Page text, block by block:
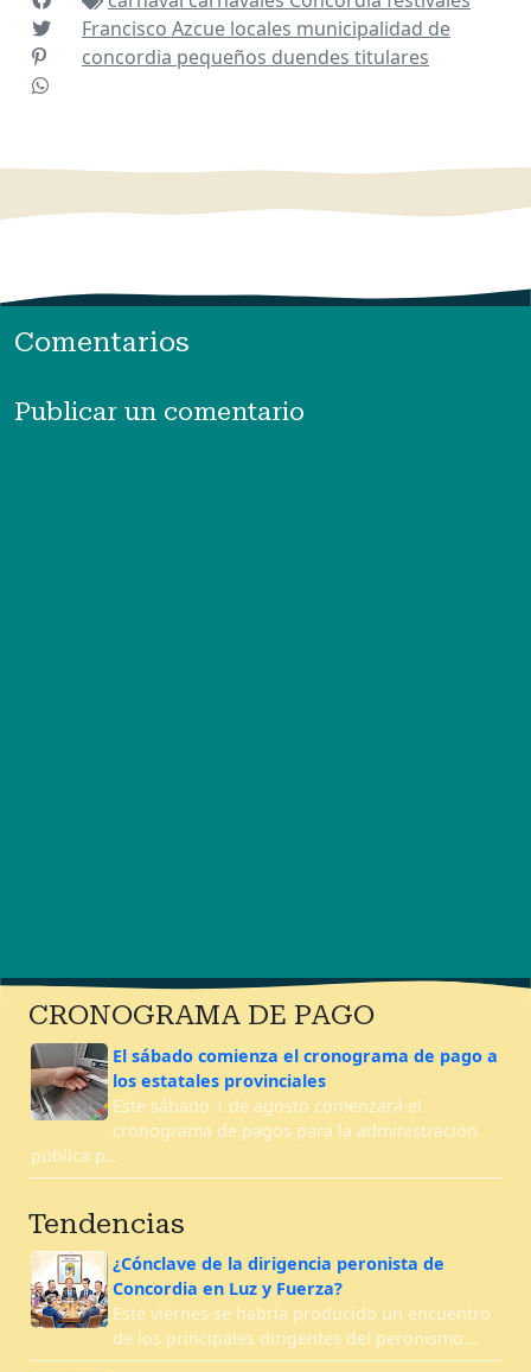
Francisco Azcue locales municipalidad de
concordia pequeños duendestitulares
Comentarios
Publicar un comentario
CRONOGRAMA DE PAGO
El sábado comienza el cronograma de pago a
los estatales provinciales
Este sábado 1 de agosto comenzará el
cronograma de pagos para la administración
pública p…
Tendencias
¿Cónclave de la dirigencia peronista de
Concordia en Luz y Fuerza?
Este viernes se habría producido un encuentro
de los principales dirigentes del peronismo…